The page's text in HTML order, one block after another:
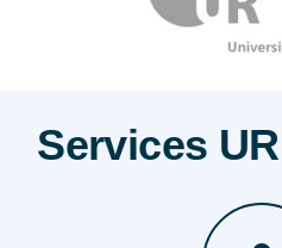
Services